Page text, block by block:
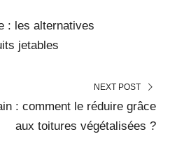
: les alternatives
jetables
NEXT POST
: comment le réduire grâce
aux toitures végétalisées ?